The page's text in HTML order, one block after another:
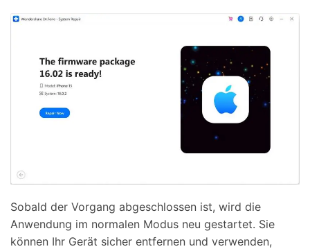
Sobald der Vorgang abgeschlossen ist, wird die
Anwendung im normalen Modus neu gestartet. Sie
können Ihr Gerät sicher entfernen und verwenden,